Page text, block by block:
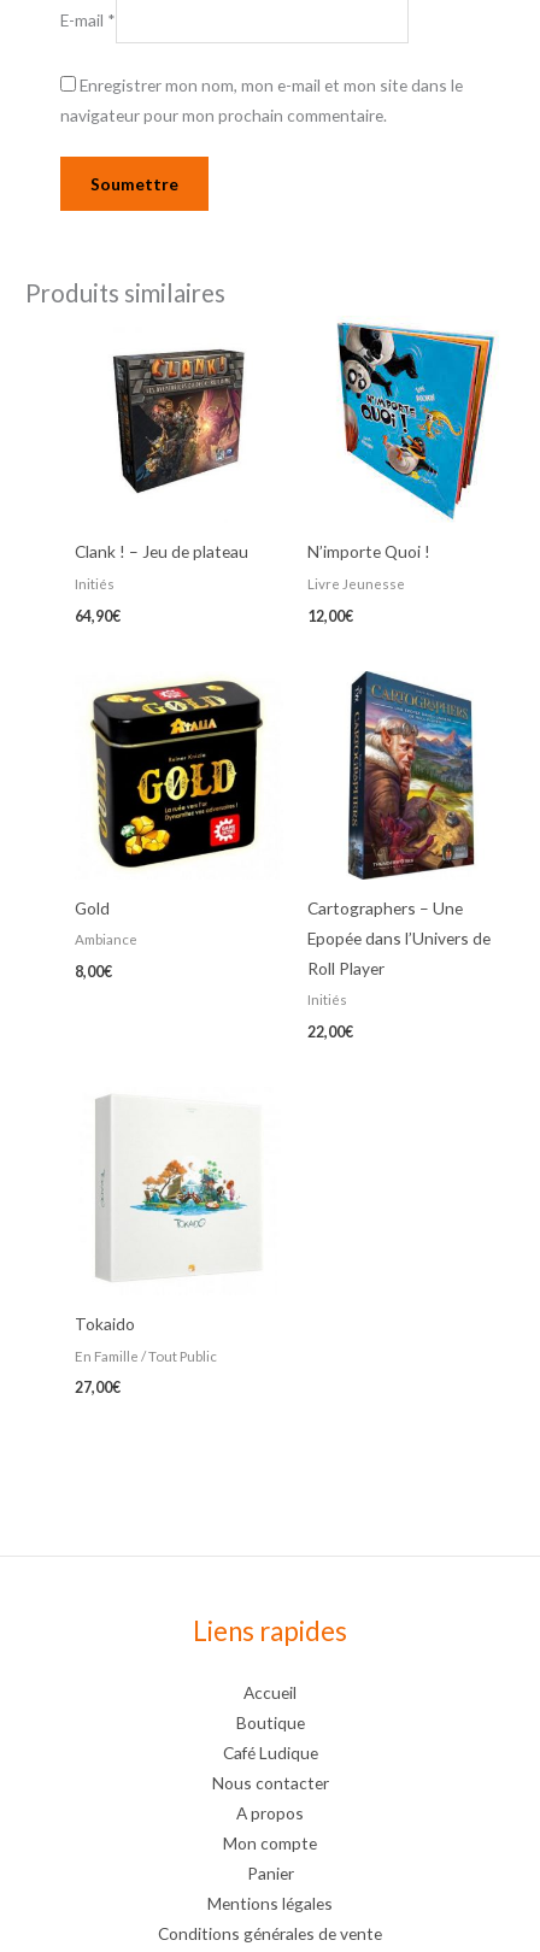
E-mail *
Enregistrer mon nom, mon e-mail et mon site dans le
navigateur pour mon prochain commentaire.
Produits similaires
Clank ! – Jeu de plateau
Initiés
64,90€
N’importe Quoi !
Livre Jeunesse
12,00€
Gold
Ambiance
8,00€
Cartographers – Une
Epopée dans l’Univers de
Roll Player
Initiés
22,00€
Tokaido
En Famille / Tout Public
27,00€
Liens rapides
Accueil
Boutique
Café Ludique
Nous contacter
A propos
Mon compte
Panier
Mentions légales
Conditions générales de vente